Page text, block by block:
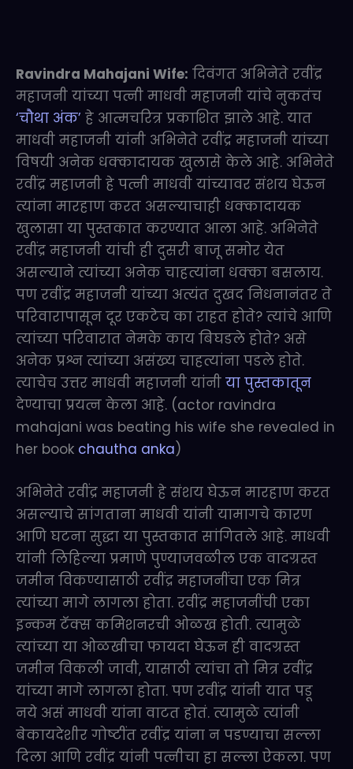
Ravindra Mahajani Wife: दिवंगत अभिनेते रवींद्र
महाजनी यांच्या पत्नी माधवी महाजनी यांचे नुकतंच
‘चौथा अंक’ हे आत्मचरित्र प्रकाशित झाले आहे. यात
माधवी महाजनी यांनी अभिनेते रवींद्र महाजनी यांच्या
विषयी अनेक धक्कादायक खुलासे केले आहे. अभिनेते
रवींद्र महाजनी हे पत्नी माधवी यांच्यावर संशय घेऊन
त्यांना मारहाण करत असल्याचाही धक्कादायक
खुलासा या पुस्तकात करण्यात आला आहे. अभिनेते
रवींद्र महाजनी यांची ही दुसरी बाजू समोर येत
असल्याने त्यांच्या अनेक चाहत्यांना धक्का बसलाय.
पण रवींद्र महाजनी यांच्या अत्यंत दुखद निधनानंतर ते
परिवारापासून दूर एकटेच का राहत होते? त्यांचे आणि
त्यांच्या परिवारात नेमके काय बिघडले होते? असे
अनेक प्रश्न त्यांच्या असंख्य चाहत्यांना पडले होते.
त्याचेच उत्तर माधवी महाजनी यांनी या पुस्तकातून
देण्याचा प्रयत्न केला आहे. (actor ravindra
mahajani was beating his wife she revealed in
her book chautha anka)
अभिनेते रवींद्र महाजनी हे संशय घेऊन मारहाण करत
असल्याचे सांगताना माधवी यांनी यामागचे कारण
आणि घटना सुद्धा या पुस्तकात सांगितले आहे. माधवी
यांनी लिहिल्या प्रमाणे पुण्याजवळील एक वादग्रस्त
जमीन विकण्यासाठी रवींद्र महाजनींचा एक मित्र
त्यांच्या मागे लागला होता. रवींद्र महाजनींची एका
इन्कम टॅक्स कमिशनरची ओळख होती. त्यामुळे
त्यांच्या या ओळखीचा फायदा घेऊन ही वादग्रस्त
जमीन विकली जावी, यासाठी त्यांचा तो मित्र रवींद्र
यांच्या मागे लागला होता. पण रवींद्र यांनी यात पडू
नये असं माधवी यांना वाटत होतं. त्यामुळे त्यांनी
बेकायदेशीर गोष्टींत रवींद्र यांना न पडण्याचा सल्ला
दिला आणि रवींद्र यांनी पत्नीचा हा सल्ला ऐकला. पण